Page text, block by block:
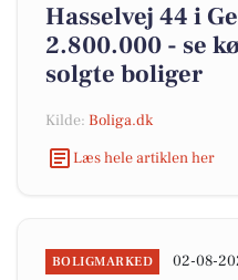
Hasselvej 44 i
2.800.000 - se
solgte boliger
Kilde: Boliga.dk
Læs hele artiklen her
BOLIGMARKED 02-08-